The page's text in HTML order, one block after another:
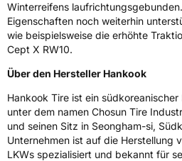
Rollgeräusch (dB)73
Fahrzeugklasse
3PMSF / Schneeflockensymbol /
EPREL ID 487916
Allgemeine Produktsicherheit
Winterreifens
Eigenschaften noch weiterhin
wie beispielsweise die erhöhte
Cept X RW10.
Über den Hersteller Hankook
Hankook Tire ist ein südkoreanischer
unter dem namen Chosun Tire
und seinen Sitz in Seongham-si,
Unternehmen ist auf die Herstellung
LKWs spezialisiert und bekannt für